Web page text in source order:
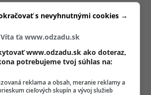
Víta ťa www.odzadu.sk
www.odzadu.sk ako doteraz,
potrebujeme tvoj súhlas na:
reklama a obsah, meranie reklamy a
cieľových skupín a vývoj služieb
s nevyhnutnými cookies →